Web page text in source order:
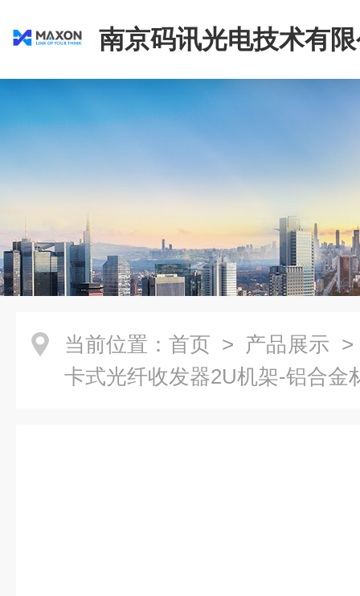
南京码讯光电技术有
当前位置： 首页 > 产品展示
卡式光纤收发器2U机架-铝合金